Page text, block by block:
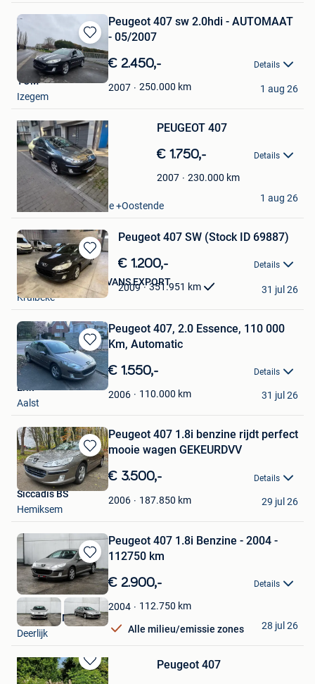
Bewaren
in
Mijn
Favorieten
Peugeot 407 sw 2.0hdi - AUTOMAAT
- 05/2007
€ 2.450,- Details
2007 250.000 km
TOM
Izegem
1 aug 26
in
Mijn
Favorieten
PEUGEOT 407
€ 1.750,- Details
2007 230.000 km
Alexandr
Oostende Zandvoorde +Oostende
1 aug 26
Bewaren
in
Mijn
Favorieten
Peugeot 407 SW (Stock ID 69887)
€ 1.200,- Details
2009 351.951 km
NR USED TRUCKS & VANS EXPORT
Kruibeke
31 jul 26
Bewaren
in
Mijn
Favorieten
Peugeot 407, 2.0 Essence, 110 000
Km, Automatic
€ 1.550,- Details
2006 110.000 km
Erik
Aalst
31 jul 26
Bewaren
in
Mijn
Favorieten
Peugeot 407 1.8i benzine rijdt perfect
mooie wagen GEKEURDVV
€ 3.500,- Details
2006 187.850 km
Siccadis BS
Hemiksem
29 jul 26
Bewaren
in
Mijn
Favorieten
Peugeot 407 1.8i Benzine - 2004 -
112750 km
€ 2.900,- Details
2004 112.750 km
Alle milieu/emissie zones
Waregem Motors
Deerlijk
28 jul 26
Bewaren
Peugeot 407